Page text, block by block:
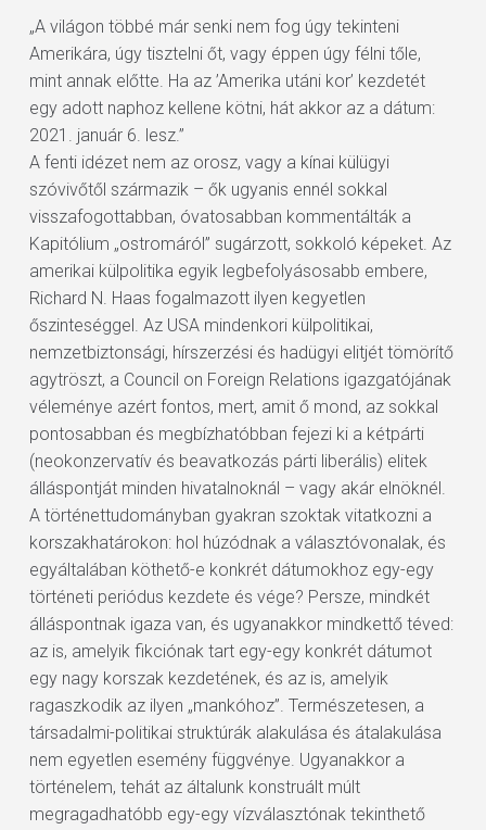
„A világon többé már senki nem fog úgy tekinteni
Amerikára, úgy tisztelni őt, vagy éppen úgy félni tőle,
mint annak előtte. Ha az ’Amerika utáni kor’ kezdetét
egy adott naphoz kellene kötni, hát akkor az a dátum:
2021. január 6. lesz.”
A fenti idézet nem az orosz, vagy a kínai külügyi
szóvivőtől származik – ők ugyanis ennél sokkal
visszafogottabban, óvatosabban kommentálták a
Kapitólium „ostromáról” sugárzott, sokkoló képeket. Az
amerikai külpolitika egyik legbefolyásosabb embere,
Richard N. Haas fogalmazott ilyen kegyetlen
őszinteséggel. Az USA mindenkori külpolitikai,
nemzetbiztonsági, hírszerzési és hadügyi elitjét tömörítő
agytröszt, a Council on Foreign Relations igazgatójának
véleménye azért fontos, mert, amit ő mond, az sokkal
pontosabban és megbízhatóbban fejezi ki a kétpárti
(neokonzervatív és beavatkozás párti liberális) elitek
álláspontját minden hivatalnoknál – vagy akár elnöknél.
A történettudományban gyakran szoktak vitatkozni a
korszakhatárokon: hol húzódnak a választóvonalak, és
egyáltalában köthető-e konkrét dátumokhoz egy-egy
történeti periódus kezdete és vége? Persze, mindkét
álláspontnak igaza van, és ugyanakkor mindkettő téved:
az is, amelyik fikciónak tart egy-egy konkrét dátumot
egy nagy korszak kezdetének, és az is, amelyik
ragaszkodik az ilyen „mankóhoz”. Természetesen, a
társadalmi-politikai struktúrák alakulása és átalakulása
nem egyetlen esemény függvénye. Ugyanakkor a
történelem, tehát az általunk konstruált múlt
megragadhatóbb egy-egy vízválasztónak tekinthető